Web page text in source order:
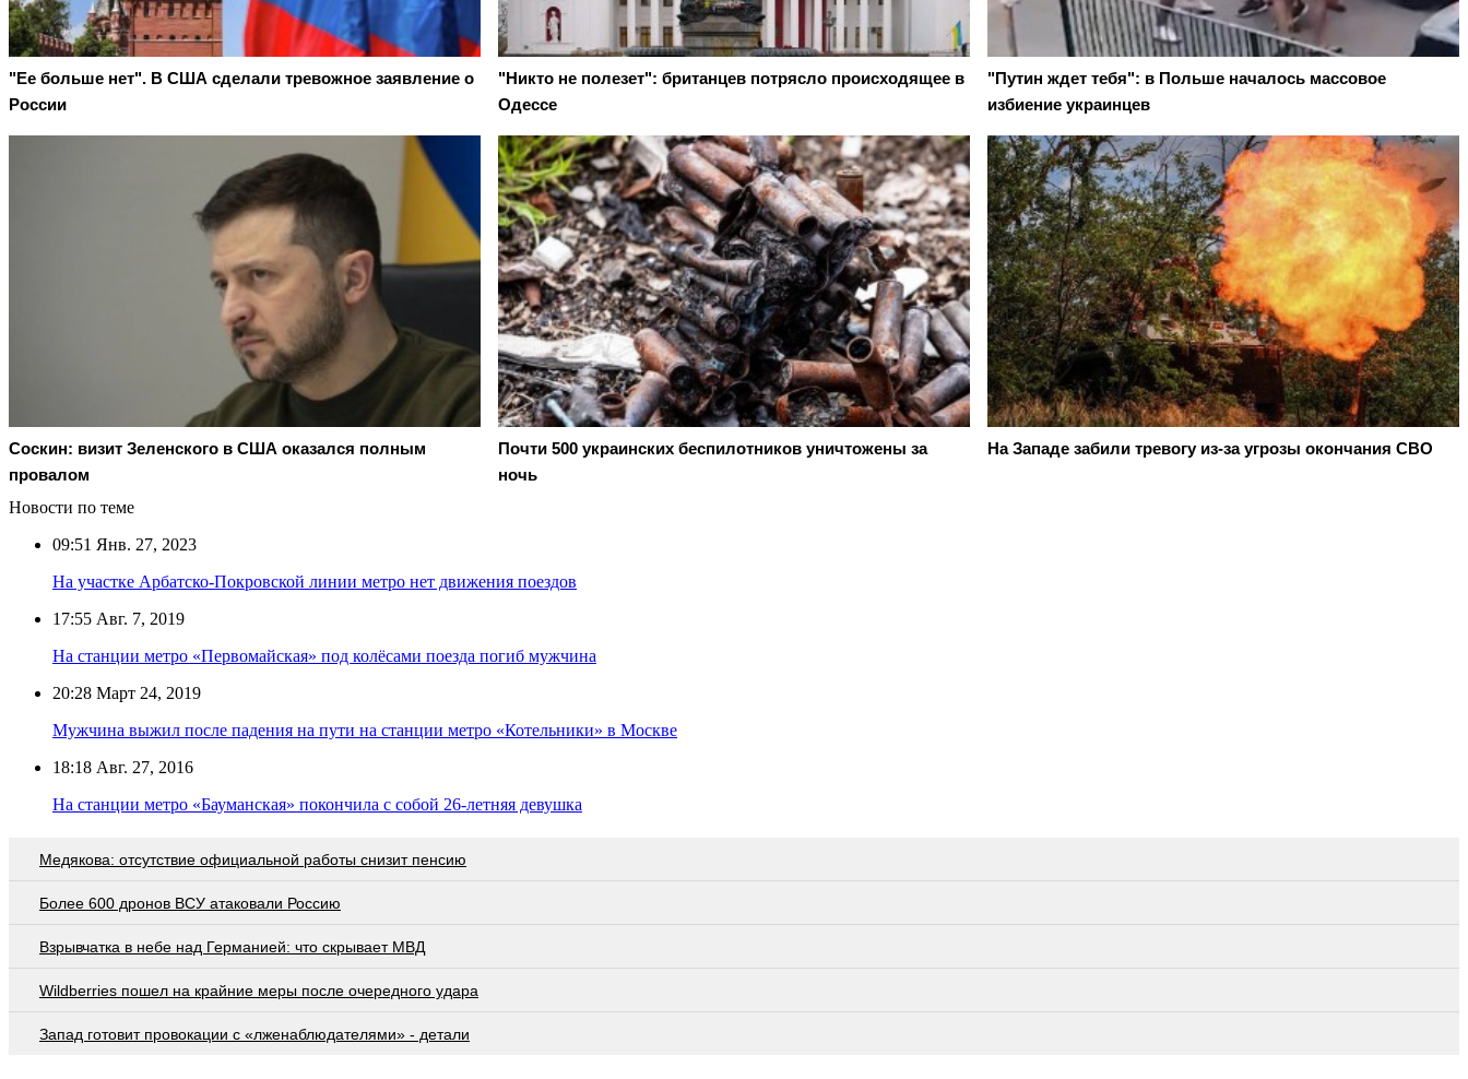
"Ее больше нет". В США сделали тревожное заявление о
России
"Никто не полезет": британцев потрясло происходящее в
Одессе
"Путин ждет тебя": в Польше началось массовое
избиение украинцев
Соскин: визит Зеленского в США оказался полным
провалом
Почти 500 украинских беспилотников уничтожены за
ночь
На Западе забили тревогу из-за угрозы окончания СВО
Новости по теме
09:51 Янв. 27, 2023
На участке Арбатско-Покровской линии метро нет движения поездов
17:55 Авг. 7, 2019
На станции метро «Первомайская» под колёсами поезда погиб мужчина
20:28 Март 24, 2019
Мужчина выжил после падения на пути на станции метро «Котельники» в Москве
18:18 Авг. 27, 2016
На станции метро «Бауманская» покончила с собой 26-летняя девушка
Медякова: отсутствие официальной работы снизит пенсию
Более 600 дронов ВСУ атаковали Россию
Взрывчатка в небе над Германией: что скрывает МВД
Wildberries пошел на крайние меры после очередного удара
Запад готовит провокации с «лженаблюдателями» - детали